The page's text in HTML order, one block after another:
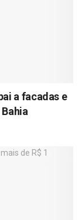
a facadas e